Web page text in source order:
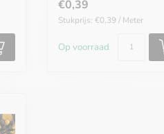
€0,39
Stukprijs: €0,39 / Meter
Op voorraad